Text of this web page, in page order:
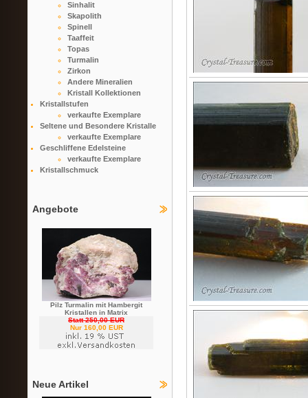
Sinhalit
Skapolith
Spinell
Taaffeit
Topas
Turmalin
Zirkon
Andere Mineralien
Kristall Kollektionen
Kristallstufen
verkaufte Exemplare
Seltene und Besondere Kristalle
verkaufte Exemplare
Geschliffene Edelsteine
verkaufte Exemplare
Kristallschmuck
Angebote
Pilz Turmalin mit Hambergit
Kristallen in Matrix
Statt 250,00 EUR
Nur 160,00 EUR
Neue Artikel